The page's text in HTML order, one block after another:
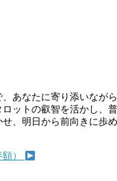
あなたに寄り添いなが
ットの叡智を活かし、
、明日から前向きに歩
）